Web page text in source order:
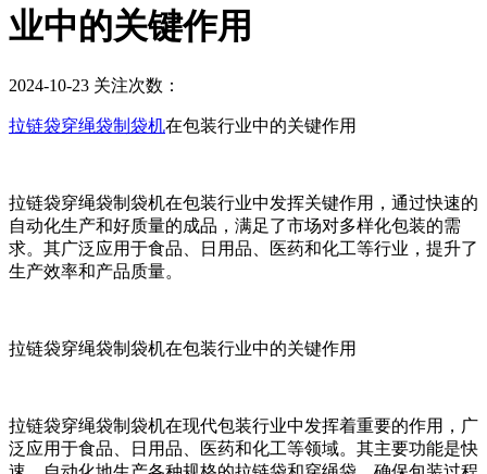
业中的关键作用
2024-10-23 关注次数：
拉链袋穿绳袋制袋机在包装行业中的关键作用
拉链袋穿绳袋制袋机在包装行业中发挥关键作用，通过快速的
自动化生产和好质量的成品，满足了市场对多样化包装的需
求。其广泛应用于食品、日用品、医药和化工等行业，提升了
生产效率和产品质量。
拉链袋穿绳袋制袋机在包装行业中的关键作用
拉链袋穿绳袋制袋机在现代包装行业中发挥着重要的作用，广
泛应用于食品、日用品、医药和化工等领域。其主要功能是快